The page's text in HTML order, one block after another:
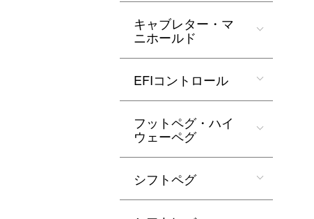
キャブレター・マ
ニホールド
EFIコントロール
フットペグ・ハイ
ウェーペグ
シフトペグ